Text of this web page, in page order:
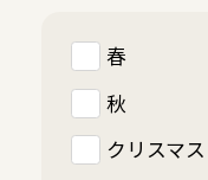
春
秋
クリスマス